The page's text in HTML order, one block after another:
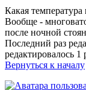
Какая температура
Вообще -
после ночной
Последний раз
редактировалось 1
Вернуться к началу